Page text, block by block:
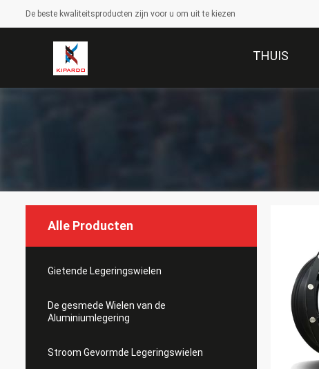
De beste kwaliteitsproducten zijn voor u om uit te kiezen
THUIS
Alle Producten
Gietende Legeringswielen
De gesmede Wielen van de
Aluminiumlegering
Stroom Gevormde Legeringswielen